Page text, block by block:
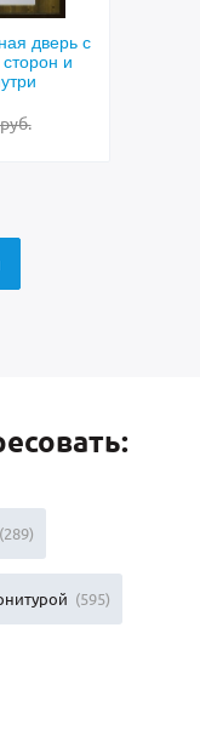
с
Арт-ММ256
(289)
(595)